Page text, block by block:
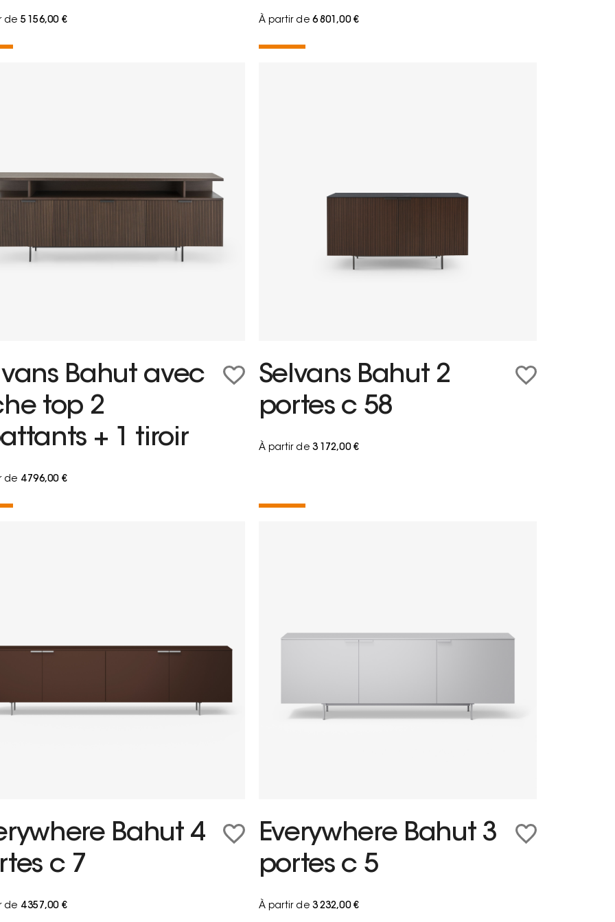
de 5 156,00 € À partir de6 801,00 €
Bahut avec
top 2
+ 1 tiroir
de 4 796,00 €
Selvans Bahut 2
portes c 58
À partir de3 172,00 €
Bahut 4
c 7
de 4 357,00 €
Everywhere Bahut 3
portes c 5
À partir de3 232,00 €